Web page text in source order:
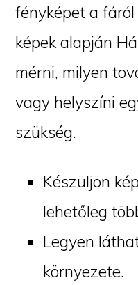
fényképet a
képek alapján
mérni, milyen
vagy helyszíni
szükség.
Készüljön
lehetőleg
Legyen
környezete.